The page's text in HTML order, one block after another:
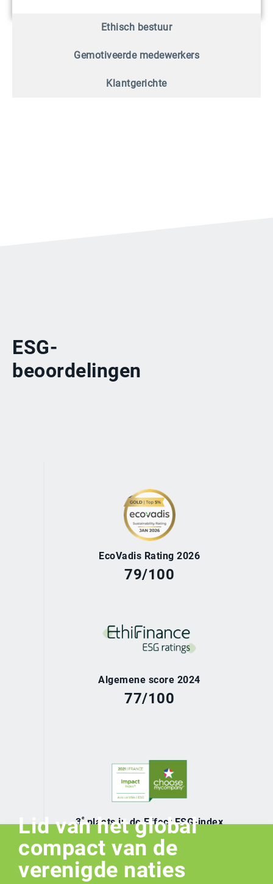
Ethisch bestuur
Gemotiveerde medewerkers
Klantgerichte
ESG-
beoordelingen
EcoVadis Rating 2026
79/100
Algemene score 2024
77/100
3eplaats in de Effect ESG-index
Frankrijk 2021
Lid van het global
compact van de
verenigde naties